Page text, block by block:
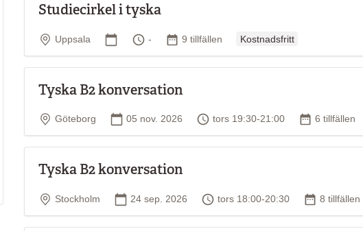
Studiecirkel i tyska
Plats
Uppsala Startdatum
Tid
- Antal tillfällen
9 tillfällen Kostnadsfritt
Tyska B2 konversation
Plats
Göteborg Startdatum
05 nov. 2026 Tid
tors 19:30-21:00 Antal
6 tillfällen
Tyska B2 konversation
Plats
Stockholm Startdatum
24 sep. 2026 Tid
tors 18:00-20:30 Antal
8 tillfällen